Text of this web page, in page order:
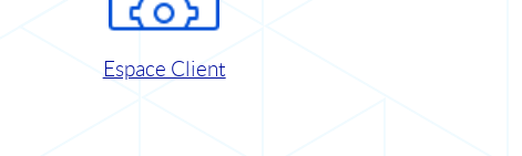
Espace Client